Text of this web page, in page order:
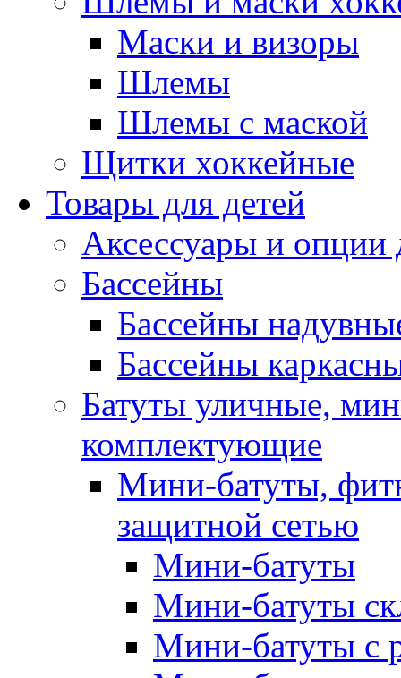
Маски и визоры
Шлемы
Шлемы с маской
Щитки хоккейные
Товары для детей
Аксессуары и опции
Бассейны
Бассейны
Бассейны
Батуты уличные,
комплектующие
Мини-батуты,
защитной сетью
Мини-батуты
Мини-батуты
Мини-батуты с